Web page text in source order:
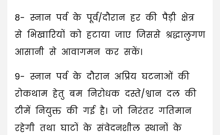
8- स्नान पर्व के पूर्व/दौरान हर की पैड़ी क्षेत्र
से भिखारियों को हटाया जाए जिससे श्रद्धालुगण
आसानी से आवागमन कर सकें।
9- स्नान पर्व के दौरान अप्रिय घटनाओं की
रोकथाम हेतु बम निरोधक दस्ते/श्वान दल की
टीमें नियुक्त की गई है। जो निरंतर गतिमान
रहेगी तथा घाटों के संवेदनशील स्थानों के